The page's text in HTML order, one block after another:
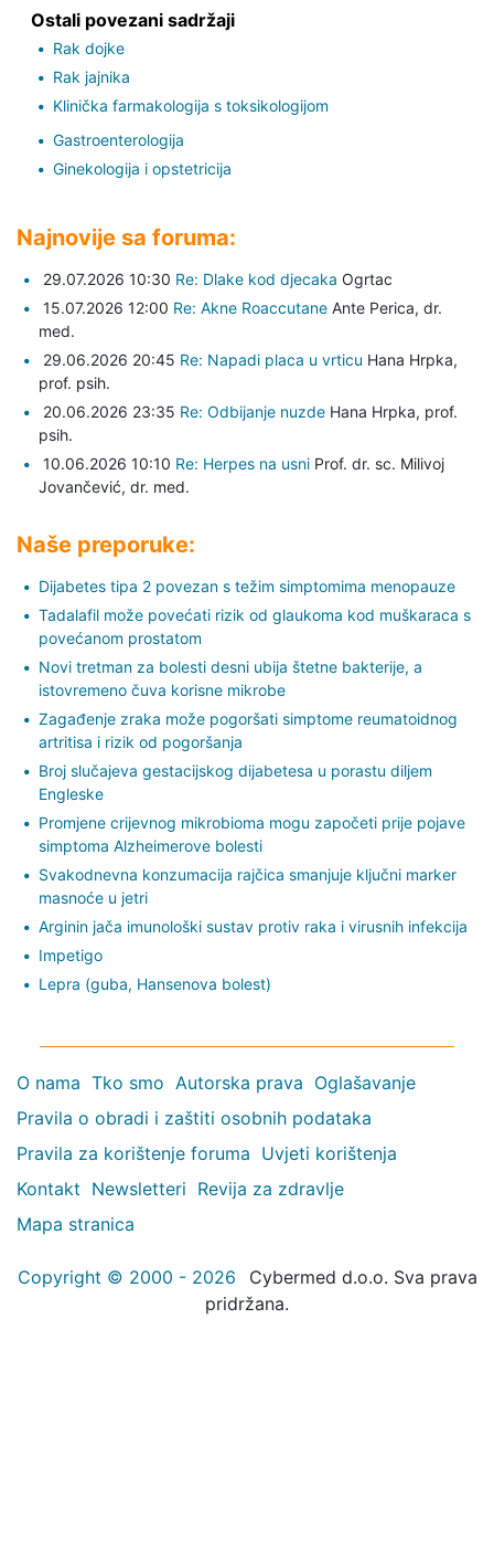
Ostali povezani sadržaji
Rak dojke
Rak jajnika
Klinička farmakologija s toksikologijom
Gastroenterologija
Ginekologija i opstetricija
Najnovije sa foruma:
29.07.2026 10:30 Re: Dlake kod djecaka Ogrtac
15.07.2026 12:00 Re: Akne Roaccutane Ante Perica, dr.
med.
29.06.2026 20:45 Re: Napadi placa u vrticu Hana Hrpka,
prof. psih.
20.06.2026 23:35 Re: Odbijanje nuzde Hana Hrpka, prof.
psih.
10.06.2026 10:10 Re: Herpes na usni Prof. dr. sc. Milivoj
Jovančević, dr. med.
Naše preporuke:
Dijabetes tipa 2 povezan s težim simptomima menopauze
Tadalafil može povećati rizik od glaukoma kod muškaraca s
povećanom prostatom
Novi tretman za bolesti desni ubija štetne bakterije, a
istovremeno čuva korisne mikrobe
Zagađenje zraka može pogoršati simptome reumatoidnog
artritisa i rizik od pogoršanja
Broj slučajeva gestacijskog dijabetesa u porastu diljem
Engleske
Promjene crijevnog mikrobioma mogu započeti prije pojave
simptoma Alzheimerove bolesti
Svakodnevna konzumacija rajčica smanjuje ključni marker
masnoće u jetri
Arginin jača imunološki sustav protiv raka i virusnih infekcija
Impetigo
Lepra (guba, Hansenova bolest)
O nama Tko smo Autorska prava Oglašavanje
Pravila o obradi i zaštiti osobnih podataka
Pravila za korištenje foruma Uvjeti korištenja
Kontakt Newsletteri Revija za zdravlje
Mapa stranica
Copyright © 2000 - 2026
Cybermed d.o.o. Sva prava
pridržana.